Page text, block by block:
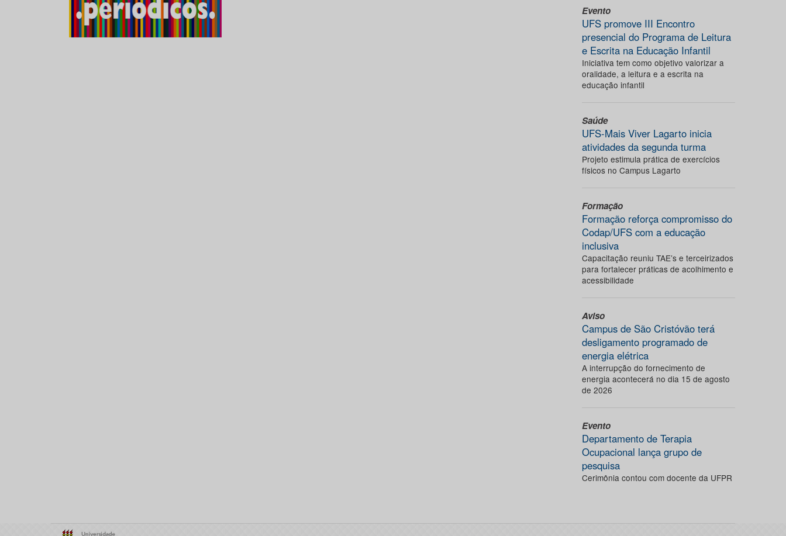
Evento
UFS promove III Encontro
presencial do Programa de Leitura
e Escrita na Educação Infantil
Iniciativa tem como objetivo valorizar a
oralidade, a leitura e a escrita na
educação infantil
Saúde
UFS-Mais Viver Lagarto inicia
atividades da segunda turma
Projeto estimula prática de exercícios
físicos no Campus Lagarto
Formação
Formação reforça compromisso do
Codap/UFS com a educação
inclusiva
Capacitação reuniu TAE’s e terceirizados
para fortalecer práticas de acolhimento e
acessibilidade
Aviso
Campus de São Cristóvão terá
desligamento programado de
energia elétrica
A interrupção do fornecimento de
energia acontecerá no dia 15 de agosto
de 2026
Evento
Departamento de Terapia
Ocupacional lança grupo de
pesquisa
Cerimônia contou com docente da UFPR